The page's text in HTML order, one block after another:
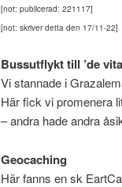
[not: publicerad: 221117]
[not: skriver detta den 17/11-22]
Bussutflykt till ’de
Vi stannade i
Här fick vi promenera
– andra hade andra
Geocaching
Här fanns en sk